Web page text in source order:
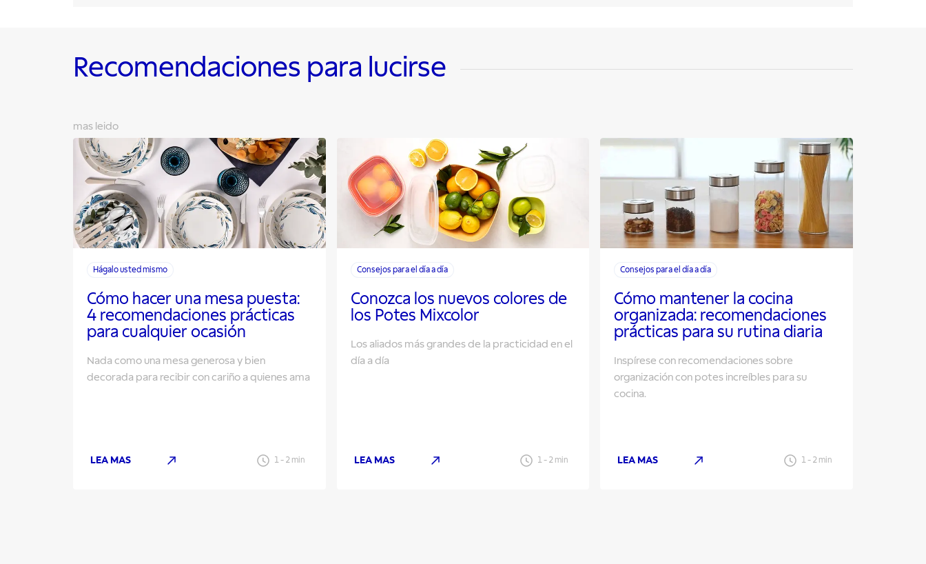
Recomendaciones para lucirse
mas leido
Hágalo usted mismo
Cómo hacer una mesa puesta:
4 recomendaciones prácticas
para cualquier ocasión
Nada como una mesa generosa y bien
decorada para recibir con cariño a quienes ama
LEA MAS 1- 2min
Consejos para el día a día
Conozca los nuevos colores de
los Potes Mixcolor
Los aliados más grandes de la practicidad en el
día a día
LEA MAS 1- 2 min
Consejos para el día a día
Cómo mantener la cocina
organizada: recomendaciones
prácticas para su rutina diaria
Inspírese con recomendaciones sobre
organización con potes increíbles para su
cocina.
LEA MAS 1- 2min